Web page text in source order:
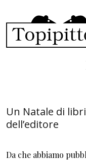
Un Natale di
dell’editore
Da che abbiamo